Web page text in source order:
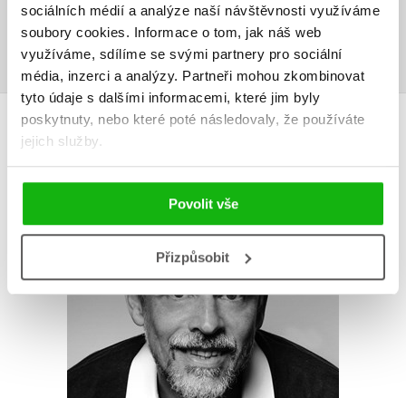
sociálních médií a analýze naší návštěvnosti využíváme
soubory cookies. Informace o tom, jak náš web
využíváme, sdílíme se svými partnery pro sociální
média, inzerci a analýzy. Partneři mohou zkombinovat
tyto údaje s dalšími informacemi, které jim byly
poskytnuty, nebo které poté následovaly, že používáte
jejich služby.
Povolit vše
Přizpůsobit
Přihlásit
AUTOR KNIHY